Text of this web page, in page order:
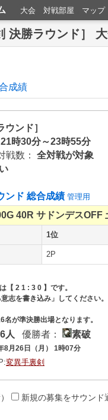
大会 対戦部屋 マップ
決勝ラウンド］
成績
ンド］
時30分～23時55分
戦数： 全対戦が対象
ンド 総合成績 管理用
40R サドンデスOFF
1位
2P
【 2 1 : 3 0 】です。
志を書き込み」してください
が準決勝出場となります。
人 優勝者： 素破
8月26日（月） 1時07分
変異手裏剣
新規の募集をサウンド